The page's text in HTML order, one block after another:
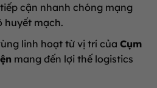
cận nhanh chóng mạng
huyết mạch.
linh hoạt từ vị trí của Cụm
mang đến lợi thế logistics